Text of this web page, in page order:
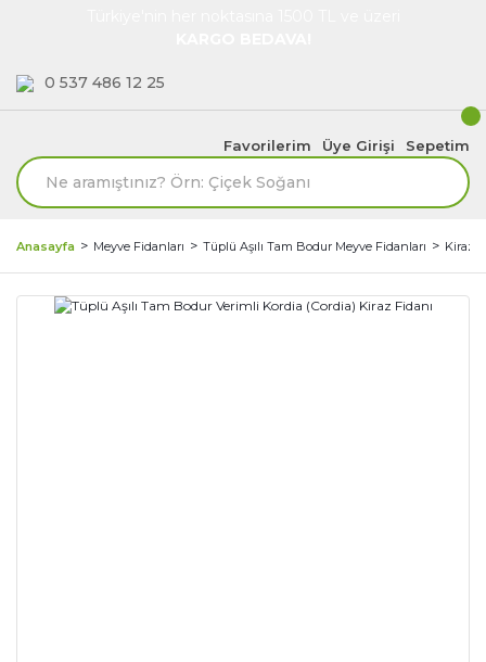
0 537 486 12 25
Favorilerim Üye Girişi Sepetim
Anasayfa Meyve Fidanları Tüplü Aşılı Tam Bodur Meyve Fidanları Kiraz